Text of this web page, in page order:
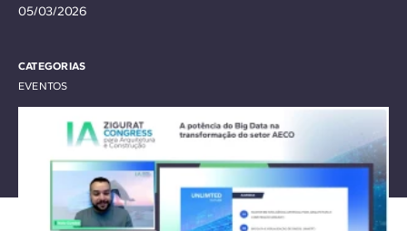
05/03/2026
CATEGORIAS
EVENTOS